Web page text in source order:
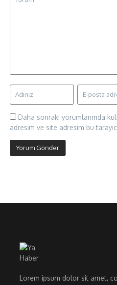
Daha sonraki yorumlarımda
adresim ve site adresim bu
Lorem ipsum dolor sit amet,